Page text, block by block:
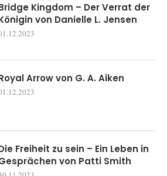
Kingdom – Der Verrat der
von Danielle L. Jensen
Arrow von G. A. Aiken
Freiheit zu sein – Ein Leben in
von Patti Smith